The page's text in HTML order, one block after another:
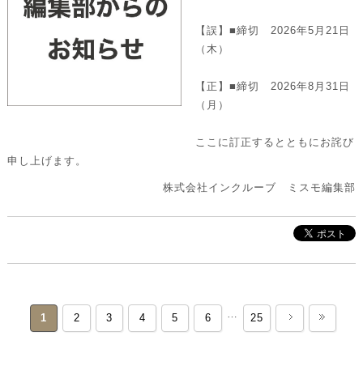
【誤】■締切 2026年5月21日
（木）
【正】■締切 2026年8月31日
（月）
ここに訂正するとともにお詫び
申し上げます。
株式会社インクルーブ ミスモ編集部
1 2 3 4 5 6 25